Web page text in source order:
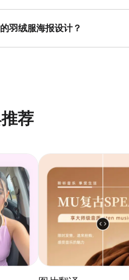
调性，确保在众多商品中脱颖而出。
羽绒服海报设计？
荐